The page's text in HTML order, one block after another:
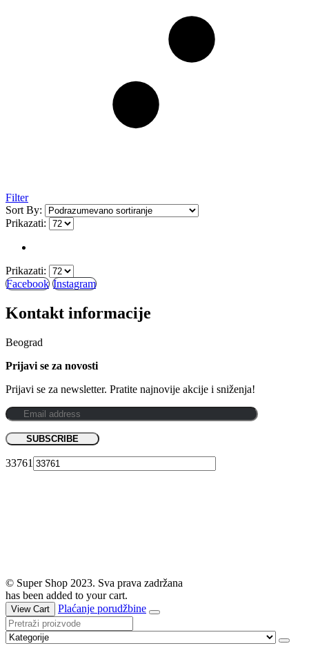
Filter
Sort By:
Prikazati:
Prikazati:
Facebook Instagram
Kontakt informacije
Beograd
Prijavi se za novosti
Prijavi se za newsletter. Pratite najnovije akcije i sniženja!
33761
© Super Shop 2023. Sva prava zadržana
has been added to your cart.
View Cart Plaćanje porudžbine